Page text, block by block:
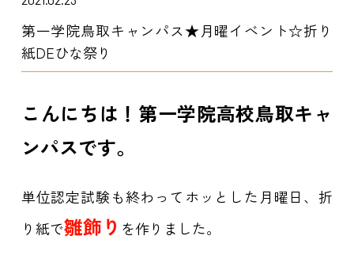
第一学院鳥取キャンパス★月曜イベント☆折り
紙DEひな祭り
こんにちは！第一学院高校鳥取キャ
ンパスです。
単位認定試験も終わってホッとした月曜日、 折
り紙で雛飾り を作りました。